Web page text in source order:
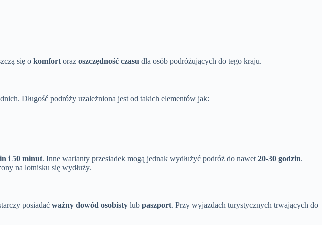
się o komfort oraz oszczędność czasu dla osób podróżujących do tego kraju.
Długość podróży uzależniona jest od takich elementów jak:
i 50 minut. Inne warianty przesiadek mogą jednak wydłużyć podróż do nawet 20-30 godzin.
na lotnisku się wydłuży.
posiadać ważny dowód osobisty lub paszport. Przy wyjazdach turystycznych trwających do